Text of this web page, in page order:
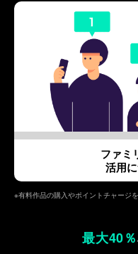
ファミ
活用
※有料作品の購入やポイントチャージ
最大40％